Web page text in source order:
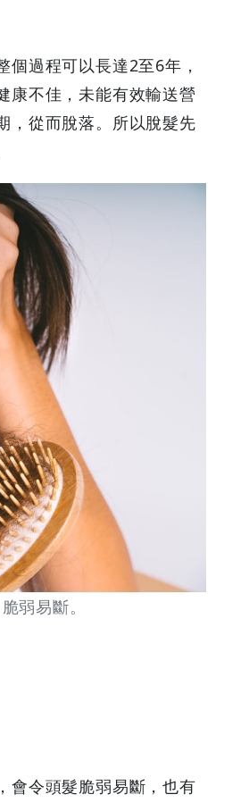
過程可以長達2至6年，
康不佳，未能有效輸送營
，從而脫落。所以脫髮先
弱易斷。
會令頭髮脆弱易斷，也有